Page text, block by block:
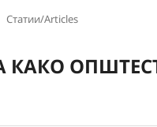
Статии/Articles
КАКО